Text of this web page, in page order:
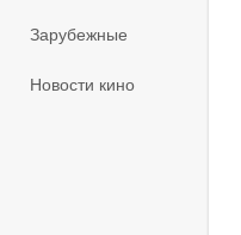
Зарубежные
Новости кино